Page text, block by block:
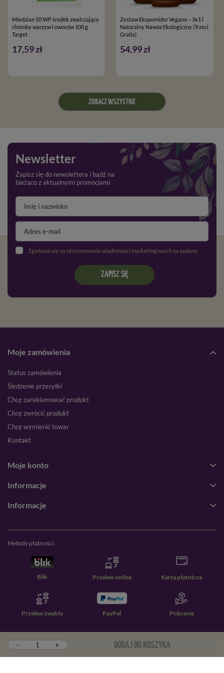
- + DODAJ DO KOSZYKA
Miedzian 50 WP środek zwalczający
choroby warzyw i owoców 100 g
Target
17,59 zł
Zestaw Ekopomidor Vegano – 3x1 l
Naturalny Nawóz Ekologiczny (Trzeci
Gratis)
54,99 zł
ZOBACZ WSZYSTKIE
Newsletter
Zapisz się do newslettera i bądź na
bieżąco z aktualnymi promocjami
Zgadzam się na otrzymywanie wiadomości marketingowych na podany adres e-mail oraz przetwarzanie danych osobowych zgodnie z
ZAPISZ SIĘ
Moje zamówienia
Status zamówienia
Śledzenie przesyłki
Chcę zareklamować produkt
Chcę zwrócić produkt
Chcę wymienić towar
Kontakt
Moje konto
Informacje
Informacje
Metody płatności:
Blik Przelew online Karta płatnicza
Przelew zwykły PayPal Pobranie
W sklepie prezentujemy ceny brutto (z VAT).